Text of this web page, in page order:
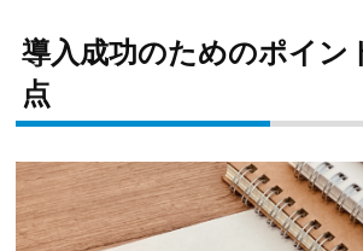
導入成功のためのポイン
点